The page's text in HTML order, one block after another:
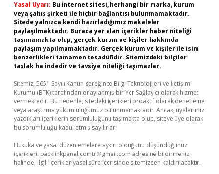
Yasal Uyarı: Bu internet sitesi, herhangi bir marka, kurum
veya şahıs şirketi ile hiçbir bağlantısı bulunmamaktadır.
Sitede yalnızca kendi hazırladığımız makaleler
paylaşılmaktadır. Burada yer alan içerikler haber niteliği
taşımamakta olup, gerçek kurum ve kişiler hakkında
paylaşım yapılmamaktadır. Gerçek kurum ve kişiler ile isim
benzerlikleri tamamen tesadüfidir. Sitemizdeki bilgiler
taslak halindedir ve tavsiye niteliği taşımazlar.
Sitemiz, 5651 Sayılı Kanun gereğince Bilgi Teknolojileri ve İletişim
Kurumu (BTK) tarafından onaylanmış bir Yer Sağlayıcı olarak hizmet
vermektedir. Bu nedenle, sitedeki içerikleri proaktif olarak denetleme
veya araştırma yükümlülüğümüz bulunmamaktadır. Ancak, üyelerimiz
yazdıkları içeriklerin sorumluluğunu taşımakta olup, siteye üye olarak
bu sorumluluğu kabul etmiş sayılırlar.
Hukuka ve yasal düzenlemelere aykırı olduğunu düşündüğünüz
içerikleri, backlinkpanelicomtr@gmail.com adresine bildirmeniz
halinde, ilgili içerikler yasal süre içerisinde sitemizden kaldırılacaktır.